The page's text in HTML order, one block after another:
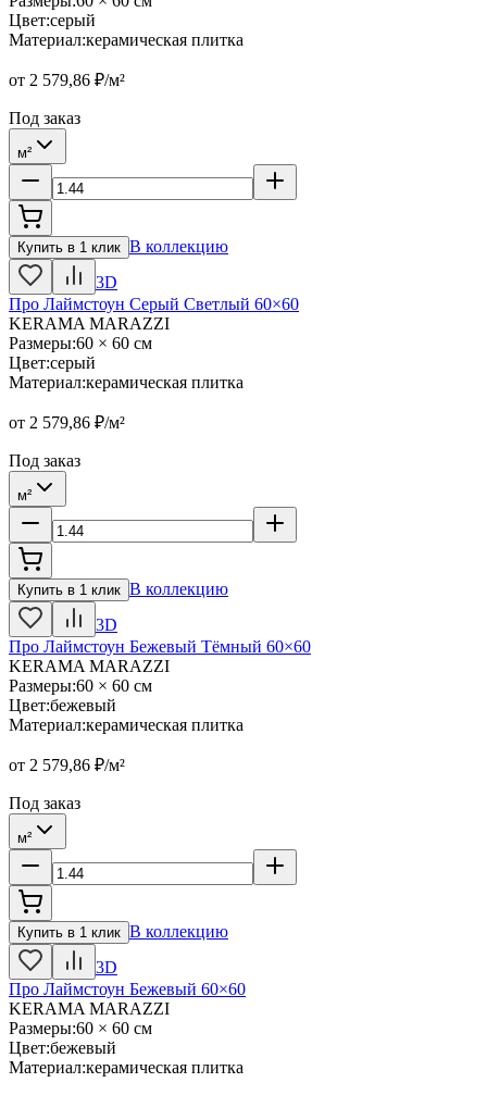
Цвет:серый
Материал:керамическая плитка
от 2 579,86 ₽/м²
Под заказ
м²
Купить в 1 клик В коллекцию
3D
Про Лаймстоун Серый Светлый 60×60
KERAMA MARAZZI
Размеры:60 × 60 см
Цвет:серый
Материал:керамическая плитка
от 2 579,86 ₽/м²
Под заказ
м²
Купить в 1 клик В коллекцию
3D
Про Лаймстоун Бежевый Тёмный 60×60
KERAMA MARAZZI
Размеры:60 × 60 см
Цвет:бежевый
Материал:керамическая плитка
от 2 579,86 ₽/м²
Под заказ
м²
Купить в 1 клик В коллекцию
3D
Про Лаймстоун Бежевый 60×60
KERAMA MARAZZI
Размеры:60 × 60 см
Цвет:бежевый
Материал:керамическая плитка